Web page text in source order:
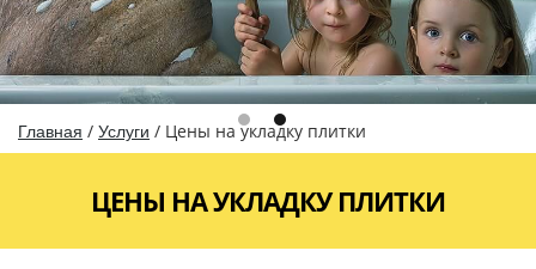
Главная / Услуги / Цены на укладку плитки
ЦЕНЫ НА УКЛАДКУ ПЛИТКИ